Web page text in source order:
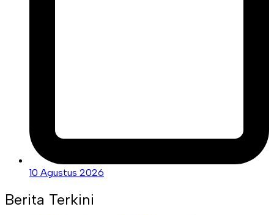
10 Agustus 2026
Berita Terkini